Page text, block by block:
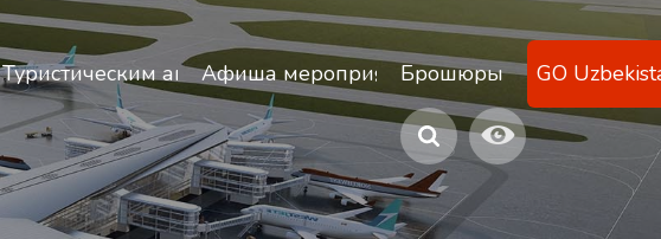
Узбекистану
Туристическим агентствамАфиша мероприятийБрошюры
GO